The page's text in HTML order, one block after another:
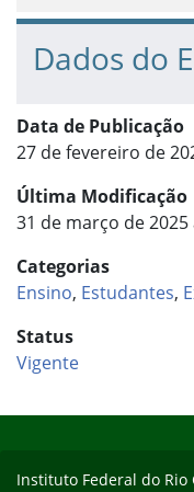
Dados do
Data de Publicação
27 de fevereiro de
Última Modificação
31 de março de 2025
Categorias
Ensino, Estudantes,
Status
Vigente
Instituto Federal do Rio